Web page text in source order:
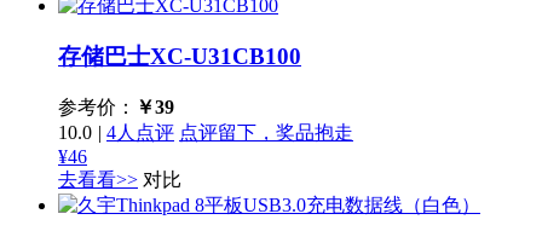
存储巴士XC-U31CB100
参考价： ￥39
10.0 | 4人点评 点评留下，奖品抱走
¥46
去看看>> 对比